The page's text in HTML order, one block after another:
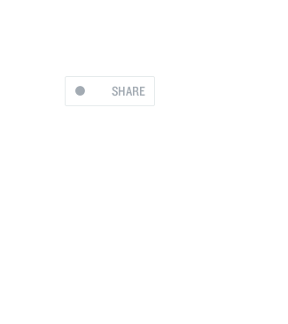
SHARE